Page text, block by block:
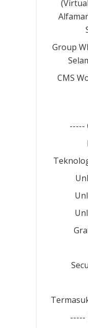
Group
CMS
-----
-----